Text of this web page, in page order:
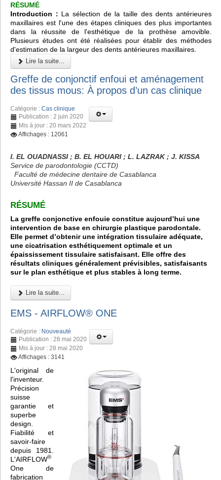
RÉSUMÉ
Introduction : La sélection de la taille des dents antérieures
maxillaires est l'une des étapes cliniques des plus importantes
dans la réussite de l'esthétique de la prothèse amovible.
Plusieurs études ont été réalisées pour établir des méthodes
d'estimation de la largeur des dents antérieures maxillaires.
Lire la suite...
Greffe de conjonctif enfoui et aménagement
des tissus mous: À propos d’un cas clinique
Catégorie : Cas clinique
Publication : 2 juin 2020
Mis à jour : 20 mars 2022
Affichages : 12061
I. EL OUADNASSI ; B. EL HOUARI ; L. LAZRAK ; J. KISSA
Service de parodontologie (CCTD)
Faculté de médecine dentaire de Casablanca
Université Hassan II de Casablanca
RÉSUMÉ
La greffe conjonctive enfouie constitue aujourd’hui une
intervention de base en chirurgie plastique parodontale.
Elle permet d’obtenir une intégration tissulaire adéquate,
une cicatrisation esthétiquement optimale et un
épaississement tissulaire satisfaisant. Elle offre des
résultats cliniques généralement prévisibles, satisfaisants
sur le plan esthétique et plus stables à long terme.
Lire la suite...
EMS - AIRFLOW® ONE
Catégorie : Nouveauté
Publication : 28 mai 2020
Mis à jour : 28 mai 2020
Affichages : 3141
L'original de
l'inventeur.
Précision
suisse
garantie et
superbe
design.
Fiabilité et
savoir-faire
depuis 1981.
L'AIRFLOW®
One de
fabrication